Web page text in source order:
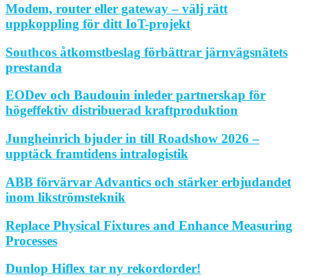
Modem, router eller gateway – välj rätt
uppkoppling för ditt IoT-projekt
Southcos åtkomstbeslag förbättrar järnvägsnätets
prestanda
EODev och Baudouin inleder partnerskap för
högeffektiv distribuerad kraftproduktion
Jungheinrich bjuder in till Roadshow 2026 –
upptäck framtidens intralogistik
ABB förvärvar Advantics och stärker erbjudandet
inom likströmsteknik
Replace Physical Fixtures and Enhance Measuring
Processes
Dunlop Hiflex tar ny rekordorder!